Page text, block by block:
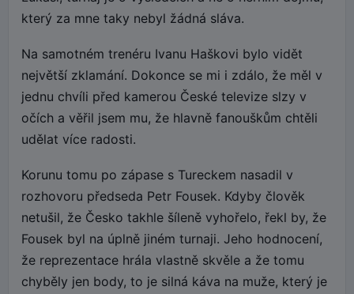
který za mne taky nebyl žádná sláva.
Na samotném trenéru Ivanu Haškovi bylo vidět
největší zklamání. Dokonce se mi i zdálo, že měl v
jednu chvíli před kamerou České televize slzy v
očích a věřil jsem mu, že hlavně fanouškům chtěli
udělat více radosti.
Korunu tomu po zápase s Tureckem nasadil v
rozhovoru předseda Petr Fousek. Kdyby člověk
netušil, že Česko takhle šíleně vyhořelo, řekl by, že
Fousek byl na úplně jiném turnaji. Jeho hodnocení,
že reprezentace hrála vlastně skvěle a že tomu
chyběly jen body, to je silná káva na muže, který je